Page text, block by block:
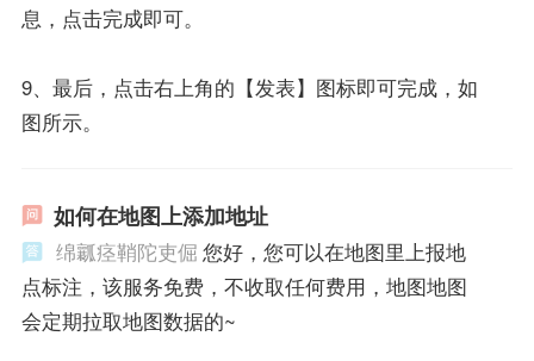
息，点击完成即可。
9、最后，点击右上角的【发表】图标即可完成，如
图所示。
如何在地图上添加地址
绵瓤痉鞘陀吏倔 您好，您可以在地图里上报地
点标注，该服务免费，不收取任何费用，地图地图
会定期拉取地图数据的~